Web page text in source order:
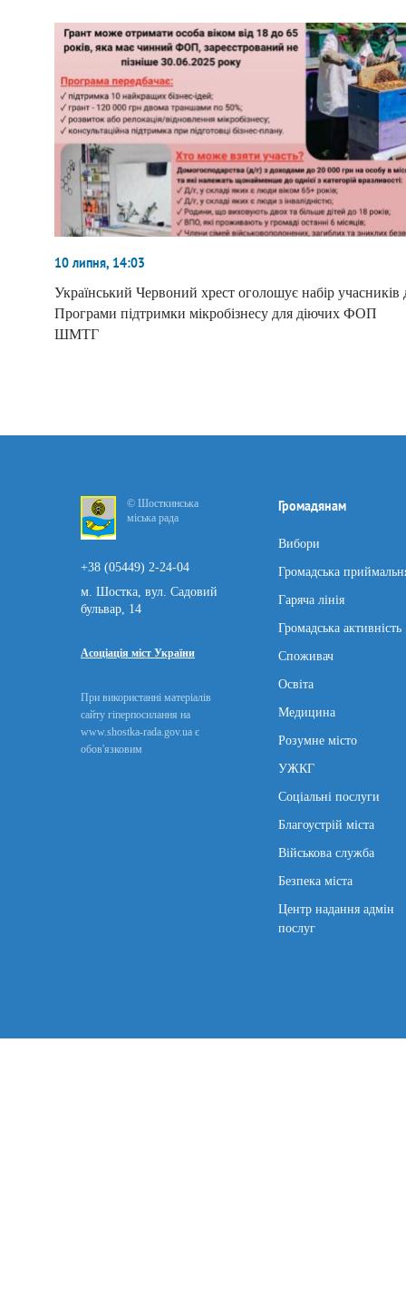
10 липня, 14:03
Український Червоний хрест оголошує набір учасників
Програми підтримки мікробізнесу для діючих ФОП
ШМТГ
© Шосткинська
міська рада
+38 (05449) 2-24-04
м. Шостка, вул. Садовий
бульвар, 14
Асоціація міст України
При використанні матеріалів
сайту гіперпосилання на
www.shostka-rada.gov.ua є
обов'язковим
Громадянам
Вибори
Громадська
Гаряча лінія
Громадська активність
Споживач
Освіта
Медицина
Розумне місто
УЖКГ
Соціальні послуги
Благоустрій міста
Військова служба
Безпека міста
Центр надання адмін
послуг